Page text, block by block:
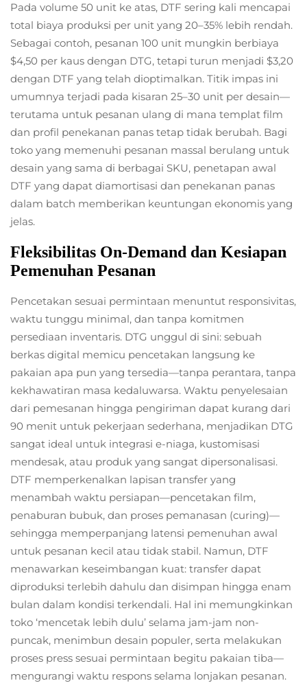
Pada volume 50 unit ke atas, DTF sering kali mencapai
total biaya produksi per unit yang 20–35% lebih rendah.
Sebagai contoh, pesanan 100 unit mungkin berbiaya
$4,50 per kaus dengan DTG, tetapi turun menjadi $3,20
dengan DTF yang telah dioptimalkan. Titik impas ini
umumnya terjadi pada kisaran 25–30 unit per desain—
terutama untuk pesanan ulang di mana templat film
dan profil penekanan panas tetap tidak berubah. Bagi
toko yang memenuhi pesanan massal berulang untuk
desain yang sama di berbagai SKU, penetapan awal
DTF yang dapat diamortisasi dan penekanan panas
dalam batch memberikan keuntungan ekonomis yang
jelas.
Fleksibilitas On-Demand dan Kesiapan
Pemenuhan Pesanan
Pencetakan sesuai permintaan menuntut responsivitas,
waktu tunggu minimal, dan tanpa komitmen
persediaan inventaris. DTG unggul di sini: sebuah
berkas digital memicu pencetakan langsung ke
pakaian apa pun yang tersedia—tanpa perantara, tanpa
kekhawatiran masa kedaluwarsa. Waktu penyelesaian
dari pemesanan hingga pengiriman dapat kurang dari
90 menit untuk pekerjaan sederhana, menjadikan DTG
sangat ideal untuk integrasi e-niaga, kustomisasi
mendesak, atau produk yang sangat dipersonalisasi.
DTF memperkenalkan lapisan transfer yang
menambah waktu persiapan—pencetakan film,
penaburan bubuk, dan proses pemanasan (curing)—
sehingga memperpanjang latensi pemenuhan awal
untuk pesanan kecil atau tidak stabil. Namun, DTF
menawarkan keseimbangan kuat: transfer dapat
diproduksi terlebih dahulu dan disimpan hingga enam
bulan dalam kondisi terkendali. Hal ini memungkinkan
toko ‘mencetak lebih dulu’ selama jam-jam non-
puncak, menimbun desain populer, serta melakukan
proses press sesuai permintaan begitu pakaian tiba—
mengurangi waktu respons selama lonjakan pesanan.